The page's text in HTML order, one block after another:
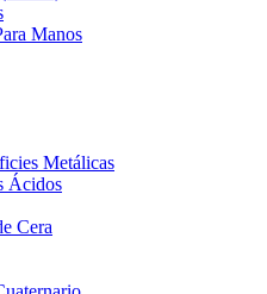
Manos
Metálicas
Ácidos
Cera